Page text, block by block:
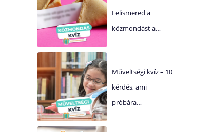
Felismered a
közmondást a…
Műveltségi kvíz – 10
kérdés, ami
próbára…